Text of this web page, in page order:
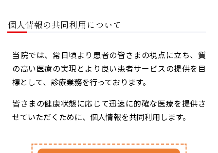
個人情報の共同利用について
当院では、常日頃より患者の皆さまの視点に立ち、質
の高い医療の実現とより良い患者サービスの提供を目
標として、診療業務を行っております。
皆さまの健康状態に応じて迅速に的確な医療を提供さ
せていただくために、個人情報を共同利用します。